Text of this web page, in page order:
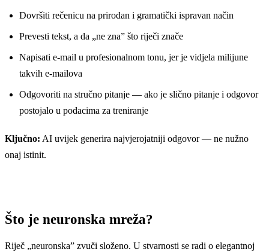
Dovršiti rečenicu na prirodan i gramatički ispravan način
Prevesti tekst, a da „ne zna” što riječi znače
Napisati e-mail u profesionalnom tonu, jer je vidjela milijune
takvih e-mailova
Odgovoriti na stručno pitanje — ako je slično pitanje i odgovor
postojalo u podacima za treniranje
Ključno: AI uvijek generira najvjerojatniji odgovor — ne nužno
onaj istinit.
Što je neuronska mreža?
Riječ „neuronska” zvuči složeno. U stvarnosti se radi o elegantnoj